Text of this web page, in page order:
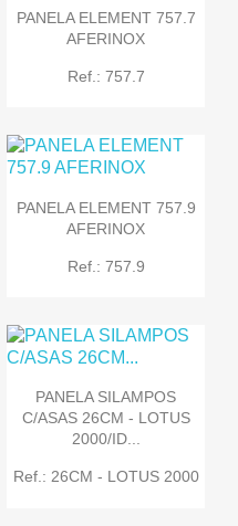
PANELA ELEMENT 757.7
AFERINOX
Ref.: 757.7
PANELA ELEMENT 757.9
AFERINOX
Ref.: 757.9
PANELA SILAMPOS
C/ASAS 26CM - LOTUS
2000/ID...
Ref.: 26CM - LOTUS 2000